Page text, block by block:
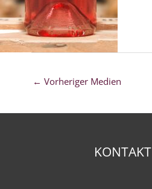
← Vorheriger Medien
KONTAKT